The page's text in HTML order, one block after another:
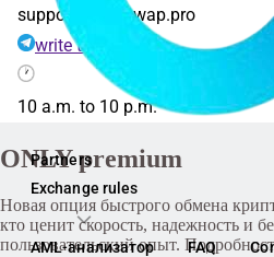
support@onlyswap.pro
write to us
10 a.m. to 10 p.m.
Partners
Exchange rules
AML-анализатор FAQ
ONLY premium
Новая опция быстрого обмена
кто ценит скорость, надежность и
пользовательский опыт.